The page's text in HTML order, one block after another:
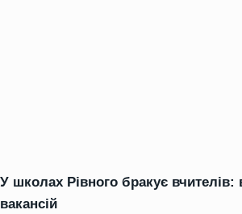
У школах Рівного бракує вчителів:
вакансій